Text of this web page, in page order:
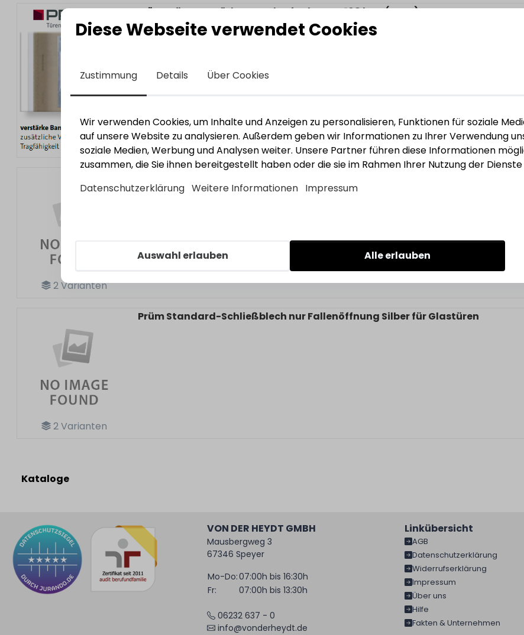
PrümPrüm verstärkte Bandaufnahme ST108 lose (Paar)
Bestell-Nr.:3200797
2Varianten
2Varianten
Prüm Standard-Schließblech nur Fallenöffnung Silber für Glastüren
Kataloge
VON DER HEYDT GMBH
Mausbergweg 3
67346 Speyer
Mo-Do:07:00h bis 16:30h
Fr:
07:00h bis 13:30h
06232 637 - 0
info@vonderheydt.de
Linkübersicht
AGB
Datenschutzerklärung
Widerrufserklärung
Impressum
Über uns
Hilfe
Fakten & Unternehmen
Diese Webseite verwendet Cookies
Zustimmung Details Über Cookies
Wir verwenden Cookies, um Inhalte und Anzeigen zu personalisieren, Funktionen für soziale
auf unsere Website zu analysieren. Außerdem geben wir Informationen zu Ihrer Verwendung
soziale Medien, Werbung und Analysen weiter. Unsere Partner führen diese Informationen
zusammen, die Sie ihnen bereitgestellt haben oder die sie im Rahmen Ihrer Nutzung der
Datenschutzerklärung Weitere Informationen Impressum
Auswahl erlauben Alle erlauben